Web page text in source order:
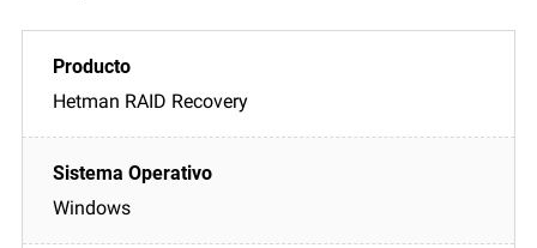
Hetman RAID Recovery
Windows